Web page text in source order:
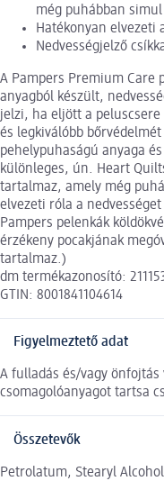
még puhábban
Hatékonyan elvezeti
Nedvességjelző
A Pampers Premium Care
anyagból készült,
jelzi, ha eljött a
és legkiválóbb
pehelypuhaságú anyaga
különleges, ún. Heart
tartalmaz, amely még
elvezeti róla a
Pampers pelenkák
érzékeny pocakjának
tartalmaz.)
dm termékazonosító:
GTIN: 8001841104614
Figyelmeztető adat
A fulladás és/vagy önfojtás
csomagolóanyagot tartsa
Összetevők
Petrolatum, Stearyl